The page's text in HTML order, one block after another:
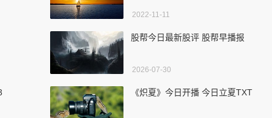
2022-11-11
股帮今日最新股评 股帮早播报
2026-07-30
《炽夏》今日开播 今日立夏TXT